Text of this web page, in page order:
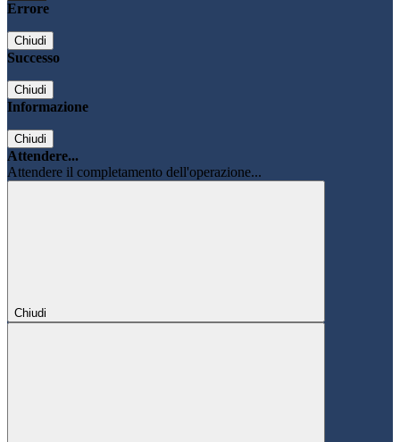
Errore
Chiudi
Successo
Chiudi
Informazione
Chiudi
Attendere...
Attendere il completamento dell'operazione...
Chiudi